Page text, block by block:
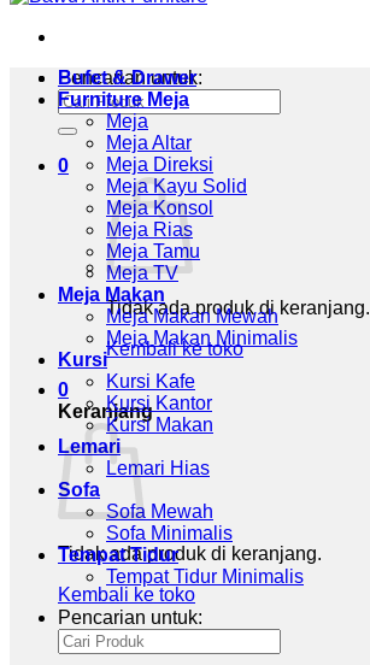
Pencarian untuk:
0
Tidak ada produk di keranjang.
Kembali ke toko
0
Keranjang
Tidak ada produk di keranjang.
Kembali ke toko
Bufet & Drawer
Furniture Meja
Meja
Meja Altar
Meja Direksi
Meja Kayu Solid
Meja Konsol
Meja Rias
Meja Tamu
Meja TV
Meja Makan
Meja Makan Mewah
Meja Makan Minimalis
Kursi
Kursi Kafe
Kursi Kantor
Kursi Makan
Lemari
Lemari Hias
Sofa
Sofa Mewah
Sofa Minimalis
Tempat Tidur
Tempat Tidur Minimalis
Pencarian untuk: